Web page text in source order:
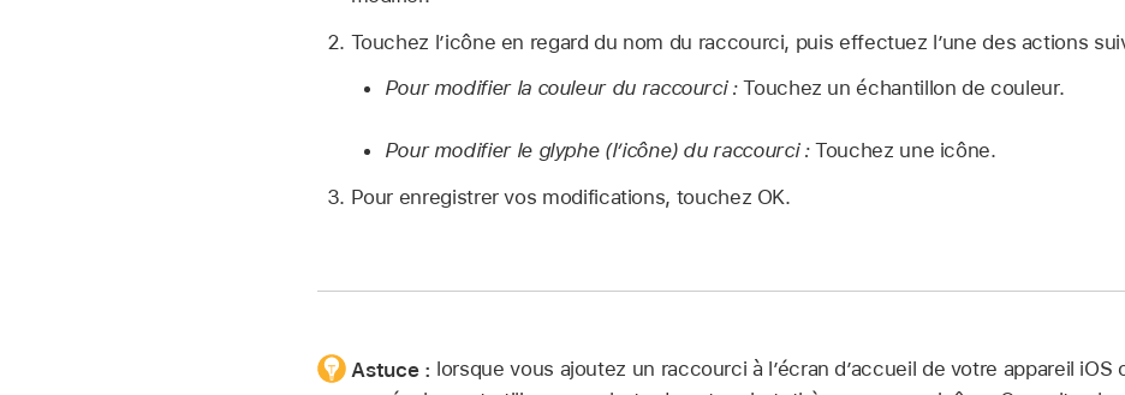
Touchez l’icône en regard du nom du raccourci, puis effectuez l’une des actions
Pour modifier la couleur du raccourci :Touchez un échantillon de couleur.
Pour modifier le glyphe (l’icône) du raccourci :Touchez une icône.
Pour enregistrer vos modifications, touchez OK.
Astuce : lorsque vous ajoutez un raccourci à l’écran d’accueil de votre appareil iOS